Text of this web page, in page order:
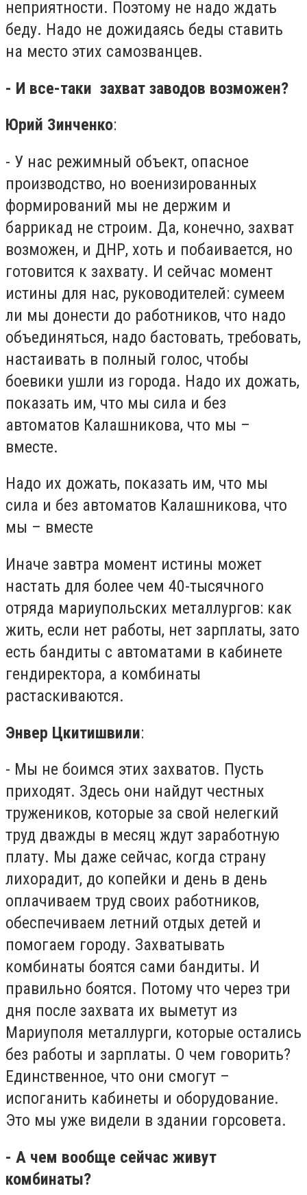
неприятности. Поэтому не надо ждать
беду. Надо не дожидаясь беды ставить
на место этих самозванцев.
- И все-таки захват заводов возможен?
Юрий Зинченко:
- У нас режимный объект, опасное
производство, но военизированных
формирований мы не держим и
баррикад не строим. Да, конечно, захват
возможен, и ДНР, хоть и побаивается, но
готовится к захвату. И сейчас момент
истины для нас, руководителей: сумеем
ли мы донести до работников, что надо
объединяться, надо бастовать, требовать,
настаивать в полный голос, чтобы
боевики ушли из города. Надо их дожать,
показать им, что мы сила и без
автоматов Калашникова, что мы –
вместе.
Надо их дожать, показать им, что мы
сила и без автоматов Калашникова, что
мы – вместе
Иначе завтра момент истины может
настать для более чем 40-тысячного
отряда мариупольских металлургов: как
жить, если нет работы, нет зарплаты, зато
есть бандиты с автоматами в кабинете
гендиректора, а комбинаты
растаскиваются.
Энвер Цкитишвили:
- Мы не боимся этих захватов. Пусть
приходят. Здесь они найдут честных
тружеников, которые за свой нелегкий
труд дважды в месяц ждут заработную
плату. Мы даже сейчас, когда страну
лихорадит, до копейки и день в день
оплачиваем труд своих работников,
обеспечиваем летний отдых детей и
помогаем городу. Захватывать
комбинаты боятся сами бандиты. И
правильно боятся. Потому что через три
дня после захвата их выметут из
Мариуполя металлурги, которые остались
без работы и зарплаты. О чем говорить?
Единственное, что они смогут –
испоганить кабинеты и оборудование.
Это мы уже видели в здании горсовета.
- А чем вообще сейчас живут
комбинаты?